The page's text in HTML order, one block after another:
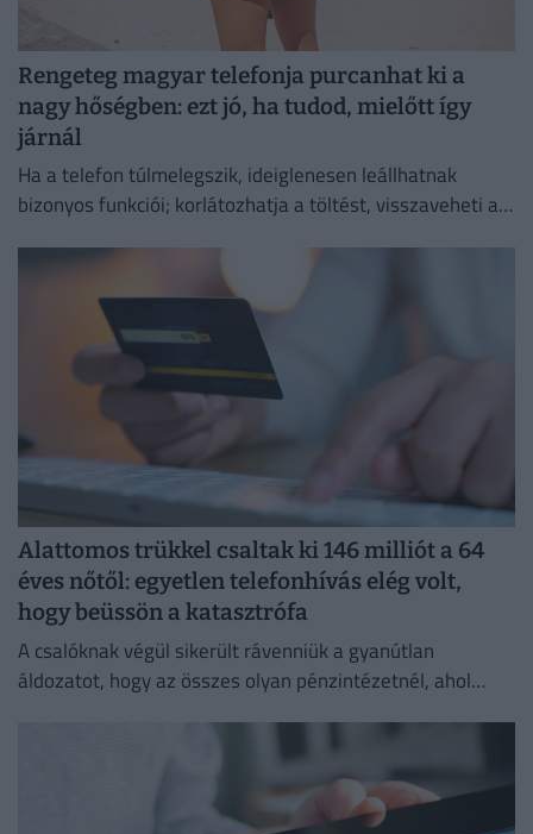
Rengeteg magyar telefonja purcanhat ki a
nagy hőségben: ezt jó, ha tudod, mielőtt így
járnál
Ha a telefon túlmelegszik, ideiglenesen leállhatnak
bizonyos funkciói; korlátozhatja a töltést, visszaveheti a
Alattomos trükkel csaltak ki 146 milliót a 64
éves nőtől: egyetlen telefonhívás elég volt,
hogy beüssön a katasztrófa
A csalóknak végül sikerült rávenniük a gyanútlan
áldozatot, hogy az összes olyan pénzintézetnél, ahol